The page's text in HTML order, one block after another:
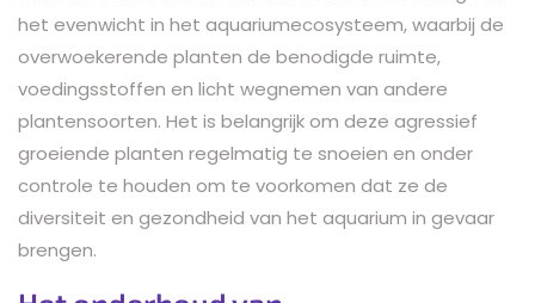
het evenwicht in het aquariumecosysteem, waarbij de
overwoekerende planten de benodigde ruimte,
voedingsstoffen en licht wegnemen van andere
plantensoorten. Het is belangrijk om deze agressief
groeiende planten regelmatig te snoeien en onder
controle te houden om te voorkomen dat ze de
diversiteit en gezondheid van het aquarium in gevaar
brengen.